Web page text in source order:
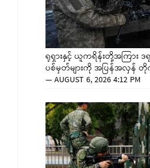
ရုရှားနှင့် ယူကရိန်းတို့အကြား
ပစ်မှတ်များကို အပြန်အလှန်
—AUGUST 6, 2026 4:12 PM